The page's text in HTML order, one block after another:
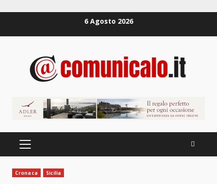
6 Agosto 2026
PRIMÄRES
MENÜ
Cronaca Sicilia